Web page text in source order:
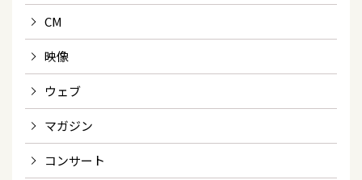
CM
映像
ウェブ
マガジン
コンサート